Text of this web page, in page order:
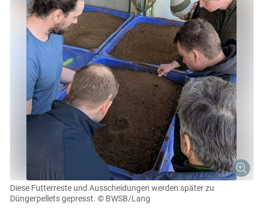
Diese Futterreste und Ausscheidungen werden später zu
Düngerpellets gepresst. © BWSB/Lang